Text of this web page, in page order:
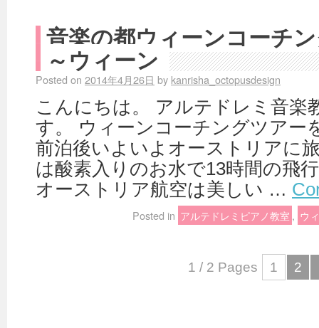
音楽の都ウィーンコーチ
～ウィーン
Posted on 2014年4月26日 by kanrisha_octopusdesign
こんにちは。 アルテドレミ音楽
す。 ウィーンコーチングツアー
前泊後いよいよオーストリアに
は酸素入りのお水で13時間の飛
オーストリア航空は美しい …
Posted in アルテドレミピアノ教室 , ウ
1 / 2 Pages 1 2